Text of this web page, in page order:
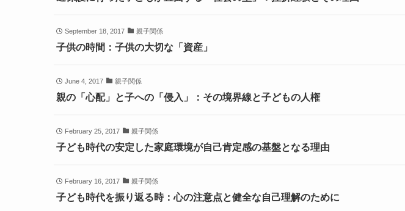
September 18, 2017 親子関係
子供の時間：子供の大切な「資産」
June 4, 2017 親子関係
親の「心配」と子への「侵入」：その境界線と子どもの人権
February 25, 2017 親子関係
子ども時代の安定した家庭環境が自己肯定感の基盤となる理由
February 16, 2017 親子関係
子ども時代を振り返る時：心の注意点と健全な自己理解のために